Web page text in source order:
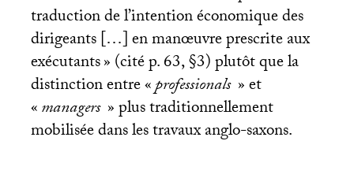
traduction de l’intention économique des
dirigeants […] en manœuvre prescrite aux
exécutants» (cité p. 63, §3) plutôt que la
distinction entre «professionals » et
«managers » plus traditionnellement
mobilisée dans les travaux anglo-saxons.